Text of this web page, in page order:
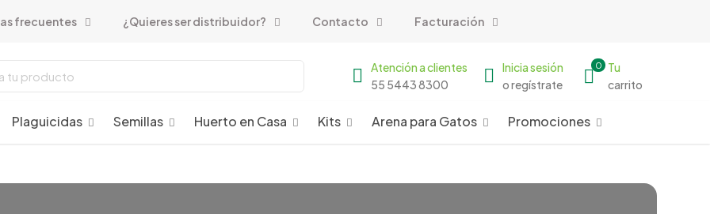
frecuentes ¿Quieres ser distribuidor? Contacto Facturación
Atención a clientes
55 5443 8300
Inicia sesión
o regístrate
0
Tu
carrito
Plaguicidas Semillas Huerto en Casa Kits Arena para Gatos Promociones